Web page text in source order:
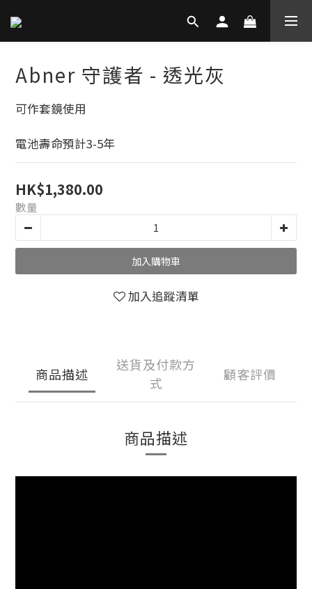
Abner 守護者 - 透光灰
可作套鏡使用
電池壽命預計3-5年
HK$1,380.00
數量
加入購物車
加入追蹤清單
商品描述
送貨及付款方
式
顧客評價
商品描述